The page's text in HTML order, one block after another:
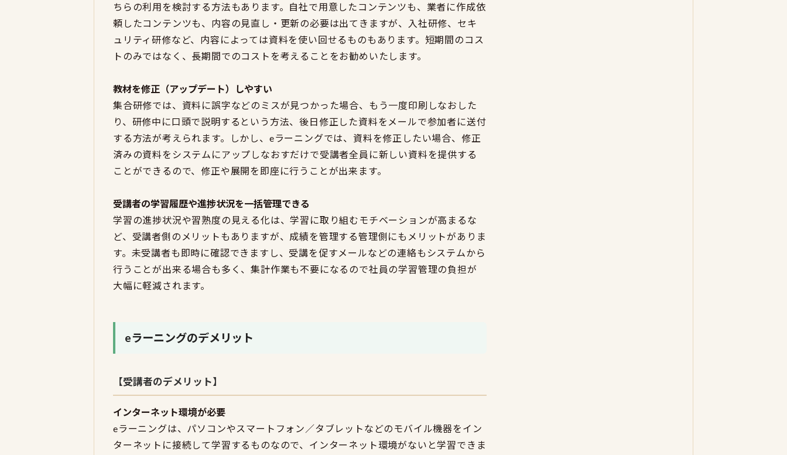
ちらの利用を検討する方法もあります。自社で用意したコンテンツも、業者に作成依
頼したコンテンツも、内容の見直し・更新の必要は出てきますが、入社研修、セキ
ュリティ研修など、内容によっては資料を使い回せるものもあります。短期間のコス
トのみではなく、長期間でのコストを考えることをお勧めいたします。
教材を修正（アップデート）しやすい
集合研修では、資料に誤字などのミスが見つかった場合、もう一度印刷しなおした
り、研修中に口頭で説明するという方法、後日修正した資料をメールで参加者に送付
する方法が考えられます。しかし、eラーニングでは、資料を修正したい場合、修正
済みの資料をシステムにアップしなおすだけで受講者全員に新しい資料を提供する
ことができるので、修正や展開を即座に行うことが出来ます。
受講者の学習履歴や進捗状況を一括管理できる
学習の進捗状況や習熟度の見える化は、学習に取り組むモチベーションが高まるな
ど、受講者側のメリットもありますが、成績を管理する管理側にもメリットがありま
す。未受講者も即時に確認できますし、受講を促すメールなどの連絡もシステムから
行うことが出来る場合も多く、集計作業も不要になるので社員の学習管理の負担が
大幅に軽減されます。
eラーニングのデメリット
【受講者のデメリット】
インターネット環境が必要
eラーニングは、パソコンやスマートフォン／タブレットなどのモバイル機器をイン
ターネットに接続して学習するものなので、インターネット環境がないと学習できま